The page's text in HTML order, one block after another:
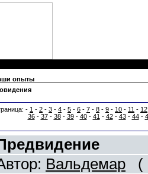
опыты
- 1 - 2 - 3 - 4 - 5 - 6 - 7 - 8 - 9 - 10 - 11 - 12
36- 37- 38- 39- 40- 41 - 42- 43- 44-
Вальдемар (